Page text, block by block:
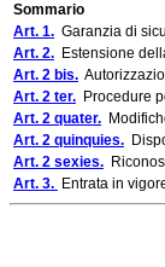
Sommario
Art. 1. Garanzia di
Art. 2. Estensione
Art. 2 bis.
Art. 2 ter. Procedure
Art. 2 quater.
Art. 2 quinquies.
Art. 2 sexies.
Art. 3. Entrata in